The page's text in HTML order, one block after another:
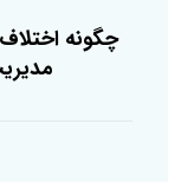
چگونه
مدیریت